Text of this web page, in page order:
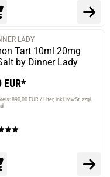
LADY
Tart 10ml 20mg
by Dinner Lady
EUR*
890,00 EUR / Liter inkl. MwSt. zzgl.